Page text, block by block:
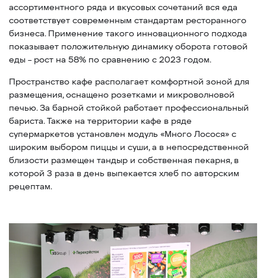
ассортиментного ряда и вкусовых сочетаний вся еда
соответствует современным стандартам ресторанного
бизнеса. Применение такого инновационного подхода
показывает положительную динамику оборота готовой
еды – рост на 58% по сравнению с 2023 годом.
Пространство кафе располагает комфортной зоной для
размещения, оснащено розетками и микроволновой
печью. За барной стойкой работает профессиональный
бариста. Также на территории кафе в ряде
супермаркетов установлен модуль «Много Лосося» с
широким выбором пиццы и суши, а в непосредственной
близости размещен тандыр и собственная пекарня, в
которой 3 раза в день выпекается хлеб по авторским
рецептам.